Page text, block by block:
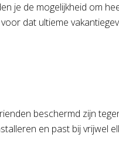
je de mogelijkheid om
dat ultieme
beschermd zijn
en past bij vrijwel